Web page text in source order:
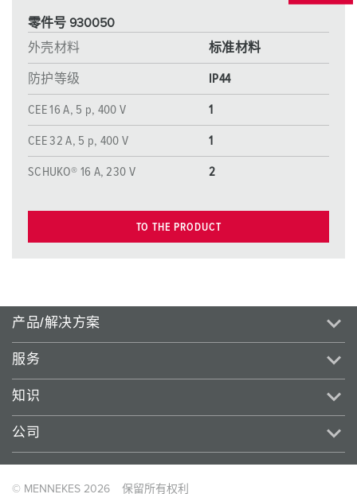
零件号 930050
外壳材料
标准材料
防护等级 IP44
CEE 16 A, 5 p, 400 V 1
CEE 32 A, 5 p, 400 V 1
SCHUKO® 16 A, 230 V 2
TO THE PRODUCT
产品/解决方案
服务
知识
公司
© MENNEKES 2026 保留所有权利